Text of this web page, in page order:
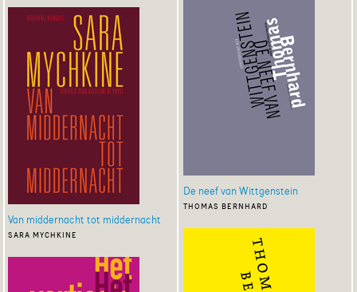
Van middernacht tot middernacht
sara mychkine
De neef van Wittgenstein
thomas bernhard